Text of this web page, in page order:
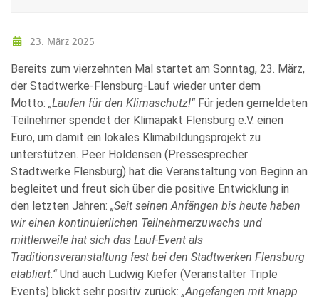
23. März 2025
Bereits zum vierzehnten Mal startet am Sonntag, 23. März,
der Stadtwerke-Flensburg-Lauf wieder unter dem
Motto: „Laufen für den Klimaschutz!“Für jeden gemeldeten
Teilnehmer spendet der Klimapakt Flensburg e.V. einen
Euro, um damit ein lokales Klimabildungsprojekt zu
unterstützen. Peer Holdensen (Pressesprecher
Stadtwerke Flensburg) hat die Veranstaltung von Beginn an
begleitet und freut sich über die positive Entwicklung in
den letzten Jahren: „Seit seinen Anfängen bis heute haben
wir einen kontinuierlichen Teilnehmerzuwachs und
mittlerweile hat sich das Lauf-Event als
Traditionsveranstaltung fest bei den Stadtwerken Flensburg
etabliert.“Und auch Ludwig Kiefer (Veranstalter Triple
Events) blickt sehr positiv zurück: „Angefangen mit knapp